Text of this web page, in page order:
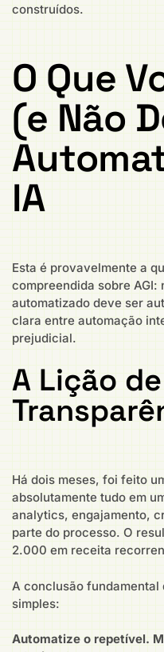
construídos.
O Que
(e Não
IA
Esta é provavelmente a
compreendida sobre AGI:
automatizado deve ser
clara entre automação
prejudicial.
A Lição
Há dois meses, foi feito
absolutamente tudo em
analytics, engajamento,
parte do processo. O
2.000 em receita
A conclusão
simples:
Automatize o repetível.